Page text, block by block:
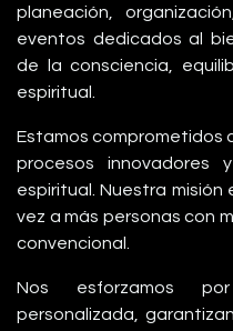
planeación,
eventos dedicados al
de la consciencia,
espiritual.
Estamos comprometidos
procesos
espiritual. Nuestra
vez a más personas con
convencional.
Nos esforzamos
personalizada,